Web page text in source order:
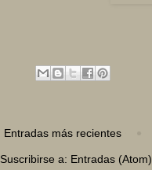
Entradas más recientes
Suscribirse a: Entradas (Atom)